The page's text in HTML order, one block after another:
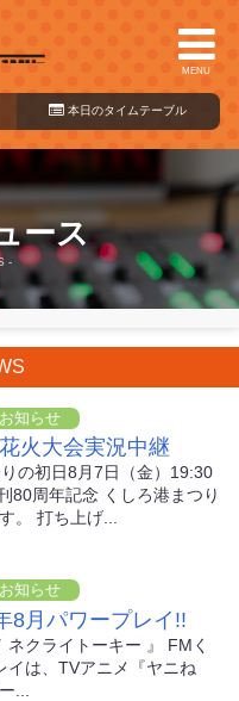
MENU
11:00 本日のタイ ムテーブル
ース
-
お知らせ
火大会実況中継
の初日8月7日（金）19:30
80周年記念 くしろ港まつり
。 打ち上げ...
お知らせ
8月パワープレイ!!
ネクライトーキー 』 FMく
イは、TVアニメ『ヤニね
...